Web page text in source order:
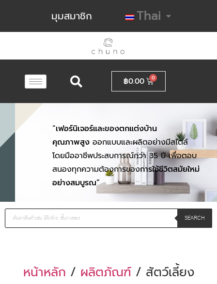
มุมสมาชิก Thai
฿0.00
“เฟอร์นิเจอร์และของตกแต่งบ้าน
คุณภาพสูง ออกแบบและผลิตอย่างมีสไตล์
โดยมืออาชีพประสบการณ์กว่า 35 ปี เพื่อตอบ
สนองทุกความต้องการของการใช้ชีวิตสมัยใหม่
อย่างสมบูรณ”
SEARCH
หน้าหลัก / ผลิตภัณฑ์/ สัตว์เลี้ยง